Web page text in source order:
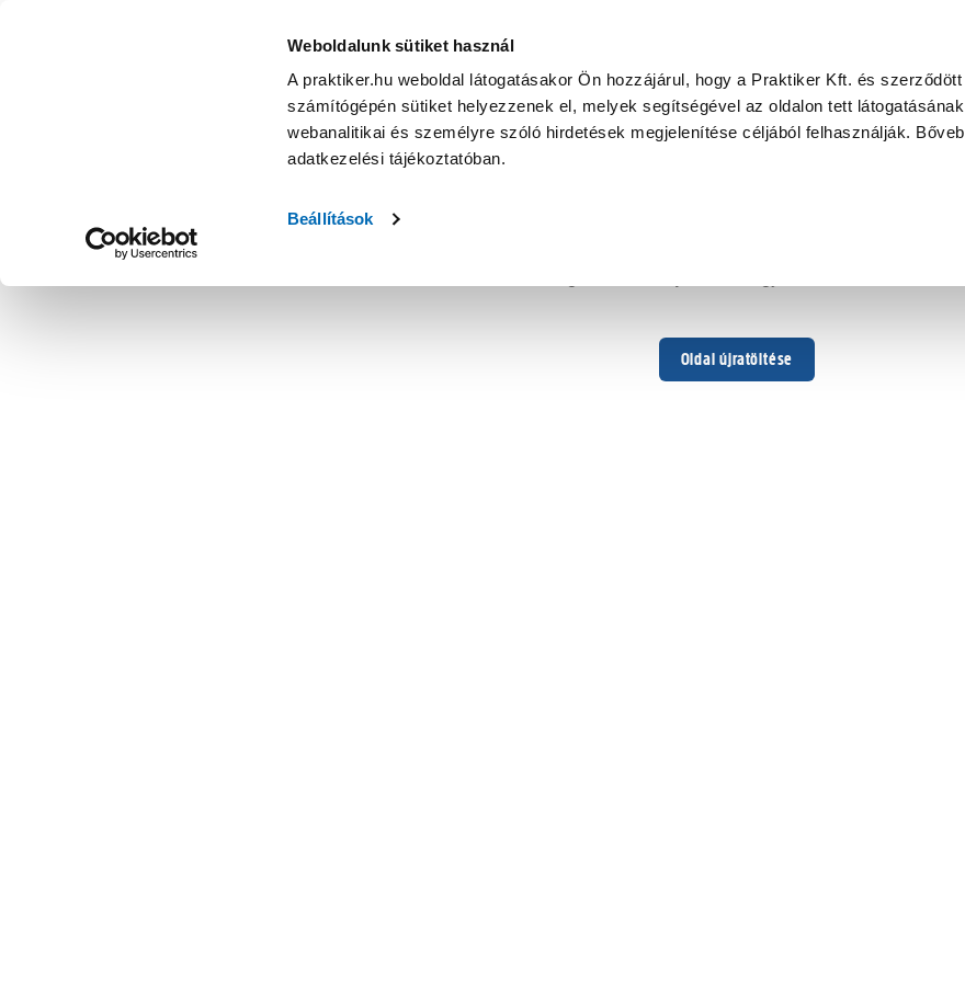
Weboldalunk sütiket használ
A praktiker.hu weboldal látogatásakor Ön hozzájárul, hogy a Praktiker Kft. és
számítógépén sütiket helyezzenek el, melyek segítségével az oldalon tett
webanalitikai és személyre szóló hirdetések megjelenítése céljából felhasználják.
adatkezelési tájékoztatóban.
Beállítások
Oldal újratöltése